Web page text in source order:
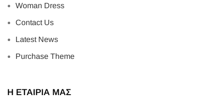
Woman Dress
Contact Us
Latest News
Purchase Theme
Η ΕΤΑΙΡΙΑ ΜΑΣ